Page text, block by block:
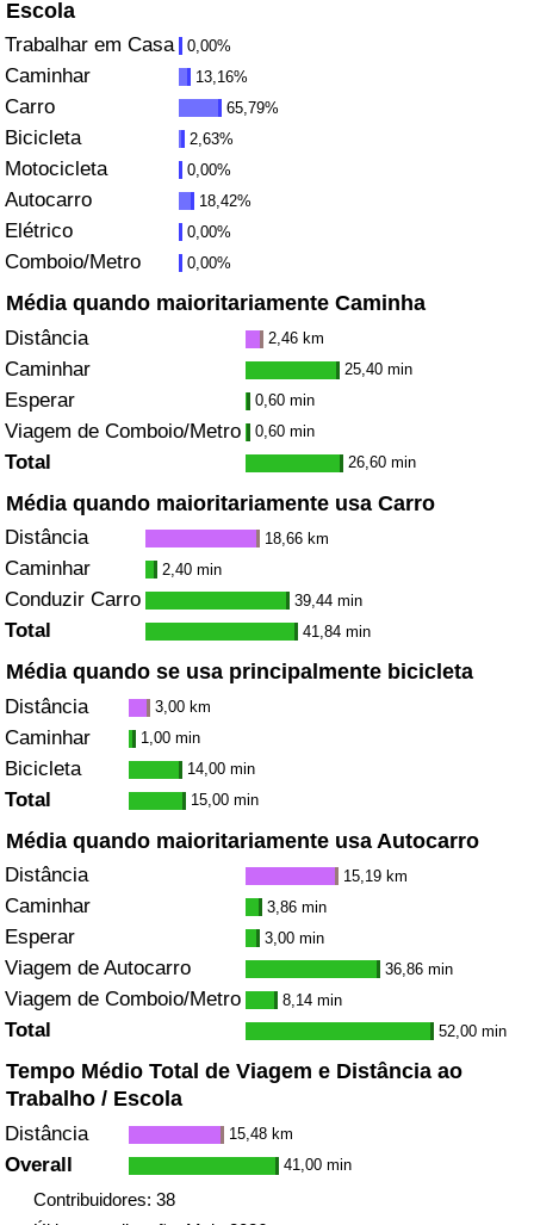
Escola
Trabalhar em Casa 0,00%
Caminhar 13,16%
Carro 65,79%
Bicicleta 2,63%
Motocicleta 0,00%
Autocarro 18,42%
Elétrico 0,00%
Comboio/Metro 0,00%
Média quando maioritariamente Caminha
Distância 2,46 km
Caminhar 25,40 min
Esperar 0,60 min
Viagem de Comboio/Metro 0,60 min
Total 26,60 min
Média quando maioritariamente usa Carro
Distância 18,66 km
Caminhar 2,40 min
Conduzir Carro 39,44 min
Total 41,84 min
Média quando se usa principalmente bicicleta
Distância 3,00 km
Caminhar 1,00 min
Bicicleta 14,00 min
Total 15,00 min
Média quando maioritariamente usa Autocarro
Distância 15,19 km
Caminhar 3,86 min
Esperar 3,00 min
Viagem de Autocarro 36,86 min
Viagem de Comboio/Metro 8,14 min
Total 52,00 min
Tempo Médio Total de Viagem e Distância ao
Trabalho / Escola
Distância 15,48 km
Overall 41,00 min
Contribuidores: 38
Indicador de Poluição por País
Trânsito
Indicador de Trânsito
Indicador de Trânsito (Atual)
Indicador de Trânsito por País